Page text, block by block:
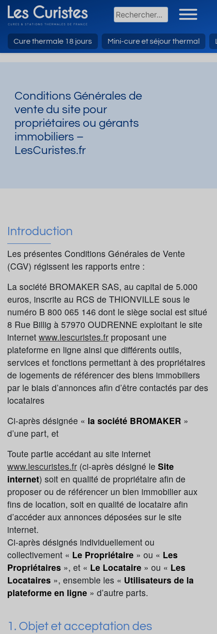
Cure thermale 18 jours Mini-cure et séjour thermal
Conditions Générales de
vente du site pour
propriétaires ou gérants
immobiliers –
LesCuristes.fr
Introduction
Les présentes Conditions Générales de Vente
(CGV) régissent les rapports entre :
La société BROMAKER SAS, au capital de 5.000
euros, inscrite au RCS de THIONVILLE sous le
numéro B 800 065 146 dont le siège social est situé
8 Rue Billig à 57970 OUDRENNE exploitant le site
internet www.lescuristes.fr proposant une
plateforme en ligne ainsi que différents outils,
services et fonctions permettant à des propriétaires
de logements de référencer des biens immobiliers
par le biais d’annonces afin d’être contactés par des
locataires
Ci-après désignée « la société BROMAKER »
d’une part, et
Toute partie accédant au site internet
www.lescuristes.fr (ci-après désigné le Site
internet) soit en qualité de propriétaire afin de
proposer ou de référencer un bien immobilier aux
fins de location, soit en qualité de locataire afin
d’accéder aux annonces déposées sur le site
internet.
Ci-après désignés individuellement ou
collectivement « Le Propriétaire » ou « Les
Propriétaires », et « Le Locataire » ou « Les
Locataires », ensemble les « Utilisateurs de la
plateforme en ligne » d’autre parts.
1. Objet et acceptation des